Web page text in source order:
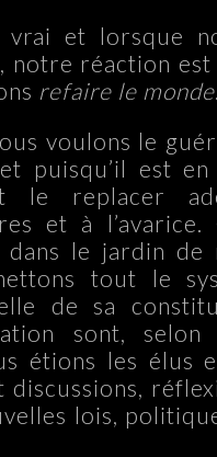
et lorsque
notre réaction est
refaire le monde
voulons le
puisqu’il est
le replacer
et à l’avarice.
dans le jardin de
tout le
de sa
sont,
étions les élus
discussions,
lois,